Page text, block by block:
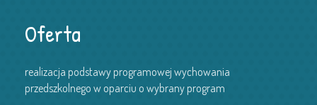
Oferta
realizacja podstawy programowej wychowania
przedszkolnego w oparciu o wybrany program